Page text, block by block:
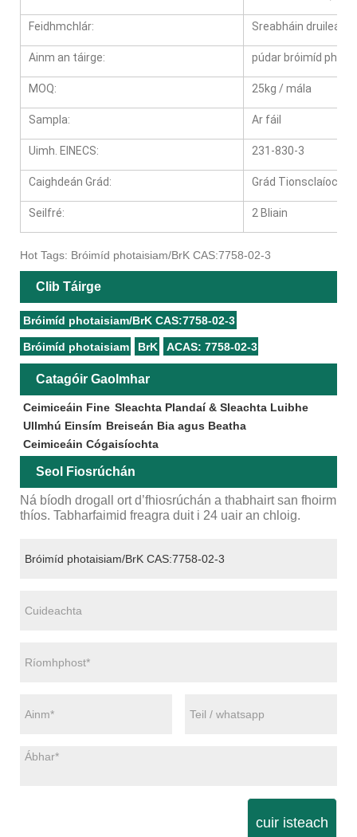
Feidhmchlár: Sreabháin druileála,
Ainm an táirge: púdar bróimíd
MOQ: 25kg / mála
Sampla: Ar fáil
Uimh. EINECS: 231-830-3
Caighdeán Grád: Grád Tionsclaíoch
Seilfré: 2 Bliain
Hot Tags: Bróimíd photaisiam/BrK CAS:7758-02-3
Clib Táirge
Bróimíd photaisiam/BrK CAS:7758-02-3
Bróimíd photaisiam BrK ACAS: 7758-02-3
Catagóir Gaolmhar
Ceimiceáin Fine Sleachta Plandaí & Sleachta Luibhe
Ullmhú Einsím Breiseán Bia agus Beatha
Ceimiceáin Cógaisíochta
Seol Fiosrúchán
Ná bíodh drogall ort d’fhiosrúchán a thabhairt san fhoirm
thíos. Tabharfaimid freagra duit i 24 uair an chloig.
cuir isteach